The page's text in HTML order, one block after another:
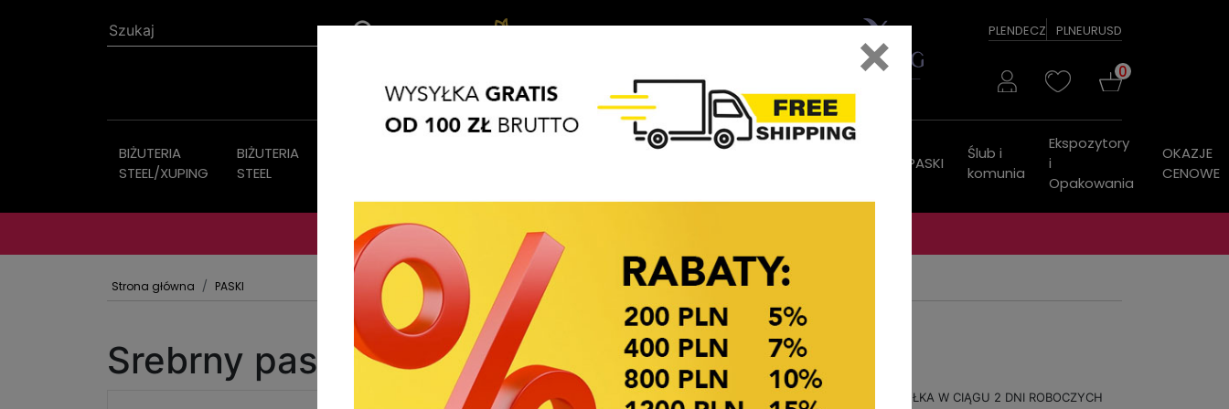
PLENDECZ PLNEURUSD
0
BIŻUTERIA
STEEL/XUPING
BIŻUTERIA
STEEL
Ozdoby
Akcesoria
PASKI
Ślub i
komunia
Ekspozytory
i
Opakowania
OKAZJE
CENOWE
OKAZJE CENOWE! OKAZJE CENOWE!
Strona główna PASKI
Srebrny pasek
Dostępność:
WYSYŁKA W CIĄGU 2 DNI ROBOCZYCH
×